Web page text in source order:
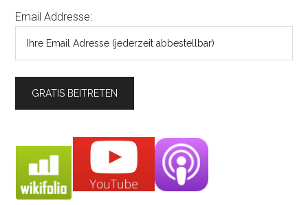
Email Addresse: